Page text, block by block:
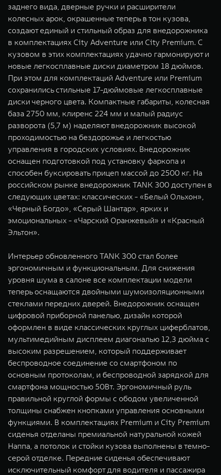
заднего вида, дверные ручки и расширители
колесных арок, окрашенные теперь в тон кузова,
создают единый и стильный образ для внедорожника
в комплектациях City Adventure или City Premium. С
кузовом в этих комплектациях удачно гармонируют и
новые легкосплавные диски диаметром 18 дюймов.
При этом для комплектаций Adventure или Premium
сохранились стильные 17-дюймовые легкосплавные
диски черного цвета. Компактные габариты, колесная
база 2750 мм, клиренс 224 мм и малый радиус
разворота (5,7 м) наделяют внедорожник высокой
проходимостью на бездорожье и легкостью
управления в городских условиях. Внедорожник
оснащен подготовкой под установку фаркопа и
способен буксировать прицеп массой до 2500 кг. На
российском рынке внедорожник TANK 300 доступен в
следующих цветах: классических - «Белый Ольхон»,
«Черный Богдо», «Серый Шантар», ярких и
эмоциональных - «Чарский Оранжевый» и «Красный
Эльтон».
Интерьер обновленного TANK 300 стал более
эргономичным и функциональным. Для снижения
уровня шума в салоне все комплектации модели
теперь оснащаются двойными шумоизоляционными
стеклами передних дверей. Внедорожник оснащен
цифровой приборной панелью, дизайн которой
оформлен в виде классических круглых циферблатов,
мультимедийным дисплеем диагональю 12,3 дюйма с
высоким разрешением, который поддерживает
беспроводное соединение со смартфоном по
основным протоколам, и беспроводной зарядкой для
смартфона мощностью 50Вт. Эргономичный руль
правильной круглой формы с ободом увеличенной
толщины снабжен кнопками управления основными
функциями. В комплектациях Premium и City Premium
сиденья отделаны премиальной натуральной кожей
Наппа, а потолок и стойки кузова выполнены в темно-
серой отделке. Передние сиденья обеспечивают
исключительный комфорт для водителя и пассажира